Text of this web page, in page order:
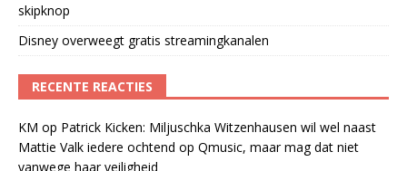
skipknop
Disney overweegt gratis streamingkanalen
RECENTE REACTIES
KM op Patrick Kicken: Miljuschka Witzenhausen wil wel naast
Mattie Valk iedere ochtend op Qmusic, maar mag dat niet
vanwege haar veiligheid